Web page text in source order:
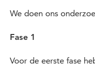
We doen ons
Fase 1
Voor de eerste fase